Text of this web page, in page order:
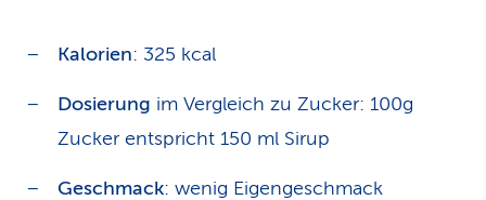
Kalorien: 325 kcal
Dosierung im Vergleich zu Zucker: 100g
Zucker entspricht 150 ml Sirup
Geschmack: wenig Eigengeschmack